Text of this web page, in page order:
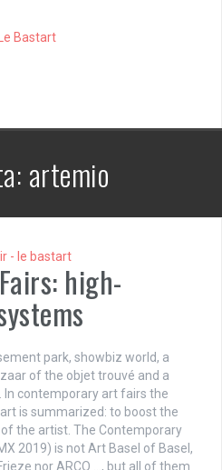
artemio
high-
park, showbiz world, a
of the objet trouvé and a
contemporary art fairs the
is summarized: to boost the
the artist. The Contemporary
2019) is not Art Basel of Basel,
nor ARCO …, but all of them